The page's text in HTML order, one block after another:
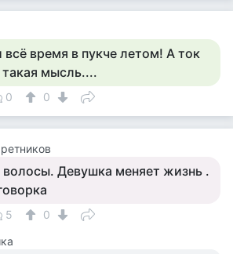
всё время в пукче летом! А ток
мысль....
0 0
волосы. Девушка меняет жизнь .
5 0